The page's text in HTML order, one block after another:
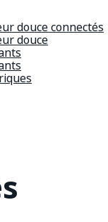
douce connectés
douce